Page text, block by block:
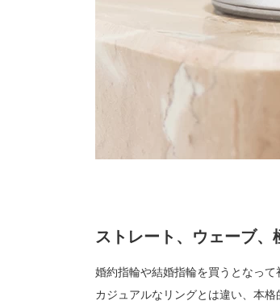
ストレート、ウェーブ
婚約指輪や結婚指輪を買うとなっ
カジュアルなリングとは違い、本